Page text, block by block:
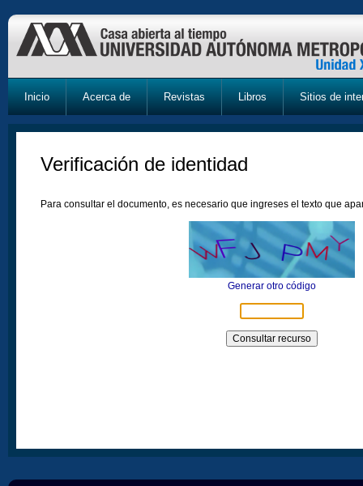
Inicio Acerca de Revistas Libros Sitios de
Verificación de identidad
Para consultar el documento, es necesario que ingreses el texto que
Generar otro código